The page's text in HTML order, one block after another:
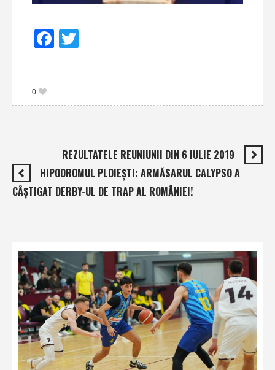
Facebook
0
REZULTATELE REUNIUNII DIN 6 IULIE 2019
HIPODROMUL PLOIEŞTI: ARMĂSARUL CALYPSO A
CÂŞTIGAT DERBY-UL DE TRAP AL ROMÂNIEI!